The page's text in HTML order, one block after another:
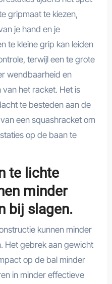
gripmaat te kiezen,
je hand en je
te kleine grip kan leiden
terwijl een te grote
wendbaarheid en
het racket. Het is
te besteden aan de
een squashracket om
op de baan te
te lichte
minder
bij slagen.
kunnen minder
Het gebrek aan gewicht
op de bal minder
in minder effectieve